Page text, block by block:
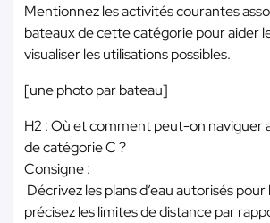
Mentionnez les activités courantes
bateaux de cette catégorie pour aider
visualiser les utilisations possibles.
[une photo par bateau]
H2 : Où et comment peut-on naviguer
de catégorie C ?
Consigne :
Décrivez les plans d’eau autorisés
précisez les limites de distance par